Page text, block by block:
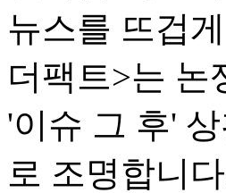
뉴스를 뜨겁
더팩트>는 논
'이슈 그 후'
로 조명합니